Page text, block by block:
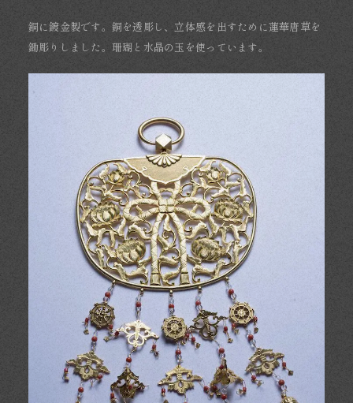
銅に鍍金製です。銅を透彫し、立体感を出すために蓮華唐草を
鋤彫りしました。珊瑚と水晶の玉を使っています。